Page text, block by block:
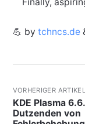
💪 by tchncs.de
VORHERIGER ARTIKEL
KDE Plasma
Dutzenden von